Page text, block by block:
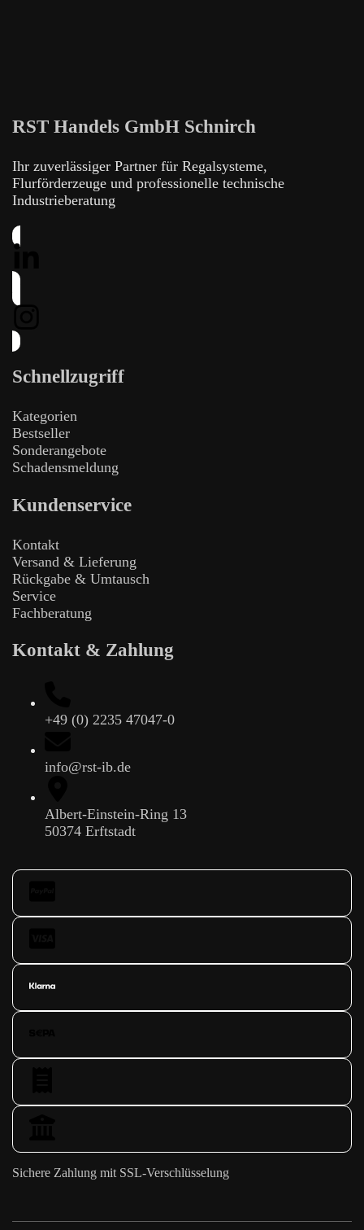
RST Handels GmbH Schnirch
Ihr zuverlässiger Partner für Regalsysteme,
Flurförderzeuge und professionelle technische
Industrieberatung
Schnellzugriff
Kategorien
Bestseller
Sonderangebote
Schadensmeldung
Kundenservice
Kontakt
Versand & Lieferung
Rückgabe & Umtausch
Service
Fachberatung
Kontakt & Zahlung
+49 (0) 2235 47047-0
info@rst-ib.de
Albert-Einstein-Ring 13
50374 Erftstadt
Sichere Zahlung mit SSL-Verschlüsselung